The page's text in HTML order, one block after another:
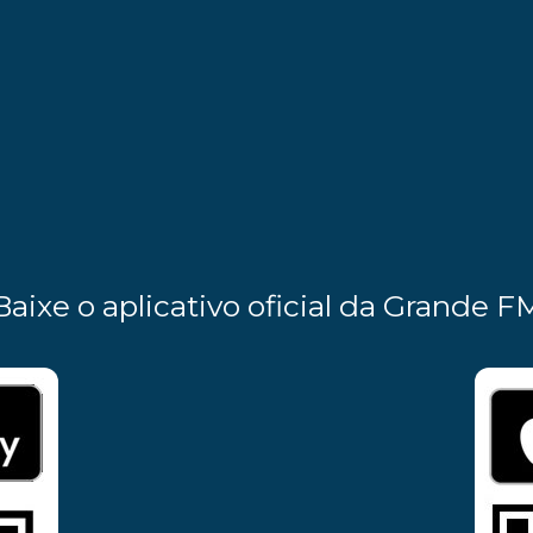
o aplicativo oficial da Grande